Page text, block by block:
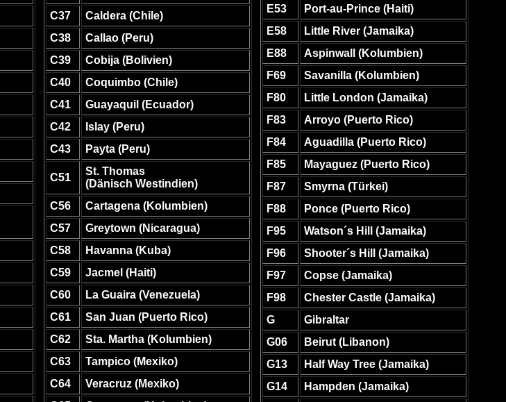
C37
Caldera (Chile)
C38
Callao (Peru)
C39
Cobija (Bolivien)
C40
Coquimbo (Chile)
C41
Guayaquil (Ecuador)
C42
Islay (Peru)
C43
Payta (Peru)
C51
St. Thomas
(Dänisch Westindien)
C56
Cartagena (Kolumbien)
C57
Greytown (Nicaragua)
C58
Havanna (Kuba)
C59
Jacmel (Haiti)
C60
La Guaira (Venezuela)
C61
San Juan (Puerto Rico)
C62
Sta. Martha (Kolumbien)
C63
Tampico (Mexiko)
C64
Veracruz (Mexiko)
E53
Port-au-Prince (Haiti)
E58
Little River (Jamaika)
E88
Aspinwall (Kolumbien)
F69
Savanilla (Kolumbien)
F80
Little London (Jamaika)
F83
Arroyo (Puerto Rico)
F84
Aguadilla (Puerto Rico)
F85
Mayaguez (Puerto Rico)
F87
Smyrna (Türkei)
F88
Ponce (Puerto Rico)
F95
Watson´s Hill (Jamaika)
F96
Shooter´s Hill (Jamaika)
F97
Copse (Jamaika)
F98
Chester Castle (Jamaika)
G
Gibraltar
G06
Beirut (Libanon)
G13
Half Way Tree (Jamaika)
G14
Hampden (Jamaika)